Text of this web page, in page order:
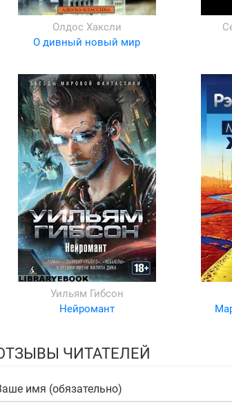
Олдос Хаксли
О дивный новый мир
Уильям Гибсон
Нейромант
ЧИТАТЕЛЕЙ
имя (обязательно)